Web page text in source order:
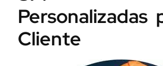
Personalizadas
Cliente